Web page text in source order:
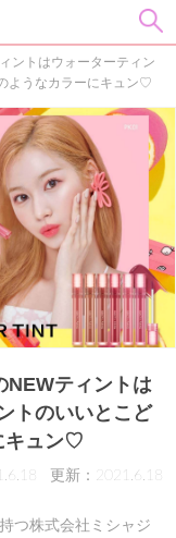
ントはウォーターティン
ようなカラーにキュン♡
NEWティントは
トのいいとこど
キュン♡
更新：2021.6.18
つ株式会社ミシャジ